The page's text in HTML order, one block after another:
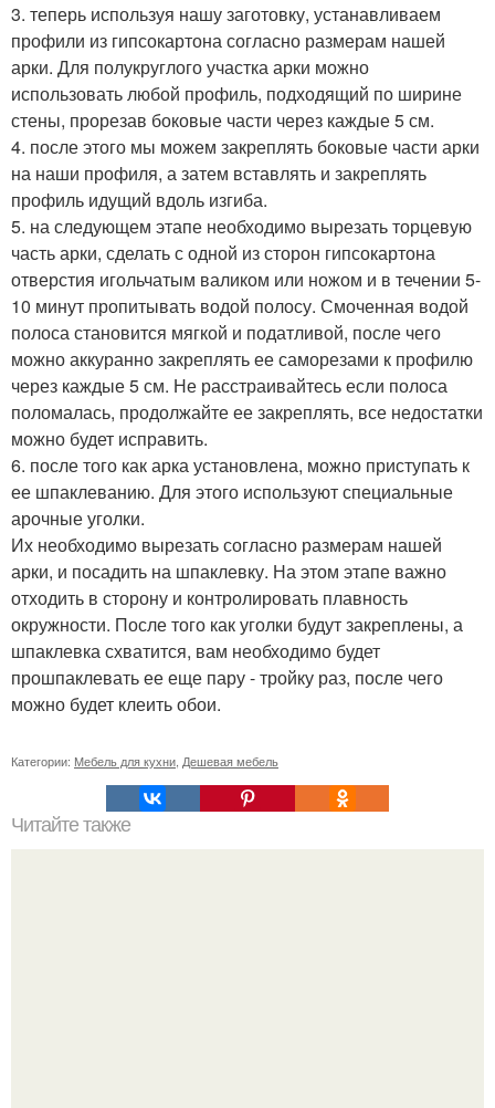
3. теперь используя нашу заготовку, устанавливаем
профили из гипсокартона согласно размерам нашей
арки. Для полукруглого участка арки можно
использовать любой профиль, подходящий по ширине
стены, прорезав боковые части через каждые 5 см.
4. после этого мы можем закреплять боковые части арки
на наши профиля, а затем вставлять и закреплять
профиль идущий вдоль изгиба.
5. на следующем этапе необходимо вырезать торцевую
часть арки, сделать с одной из сторон гипсокартона
отверстия игольчатым валиком или ножом и в течении 5-
10 минут пропитывать водой полосу. Смоченная водой
полоса становится мягкой и податливой, после чего
можно аккуранно закреплять ее саморезами к профилю
через каждые 5 см. Не расстраивайтесь если полоса
поломалась, продолжайте ее закреплять, все недостатки
можно будет исправить.
6. после того как арка установлена, можно приступать к
ее шпаклеванию. Для этого используют специальные
арочные уголки.
Их необходимо вырезать согласно размерам нашей
арки, и посадить на шпаклевку. На этом этапе важно
отходить в сторону и контролировать плавность
окружности. После того как уголки будут закреплены, а
шпаклевка схватится, вам необходимо будет
прошпаклевать ее еще пару - тройку раз, после чего
можно будет клеить обои.
Категории: Мебель для кухни Дешевая мебель
Читайте также